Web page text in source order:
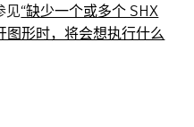
见“缺少一个或多个 SHX
图形时，将会想执行什么